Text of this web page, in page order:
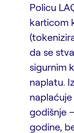
Policu
karticom
da se
sigurnim
naplatu.
godišnje
godine,